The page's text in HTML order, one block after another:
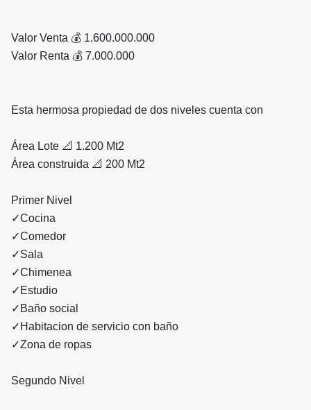
Valor Venta 💰 1.600.000.000
Valor Renta 💰 7.000.000
Esta hermosa propiedad de dos niveles cuenta con
Área Lote 📐 1.200 Mt2
Área construida 📐 200 Mt2
Primer Nivel
✓Cocina
✓Comedor
✓Sala
✓Chimenea
✓Estudio
✓Baño social
✓Habitacion de servicio con baño
✓Zona de ropas
Segundo Nivel